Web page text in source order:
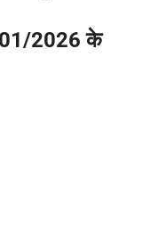
2026 के